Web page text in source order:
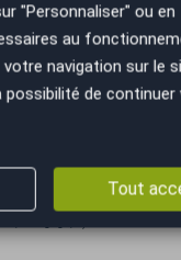
"Personnaliser" ou en
au
navigation sur le
de continuer
Tout